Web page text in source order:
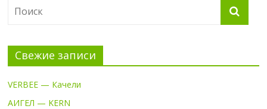
Свежие записи
VERBEE — Качели
АИГЕЛ — KERN